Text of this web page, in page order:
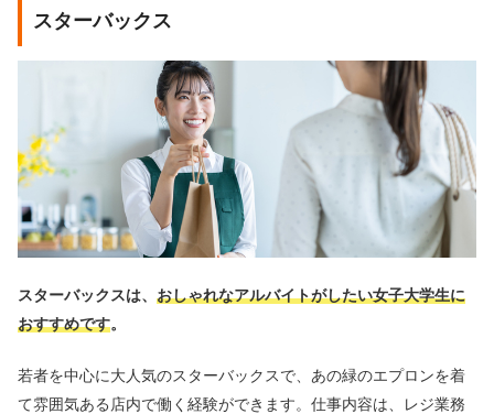
スターバックス
スターバックスは、 おしゃれなアルバイトがしたい女子大学生に
おすすめです。
若者を中心に大人気のスターバックスで、あの緑のエプロンを着
て雰囲気ある店内で働く経験ができます。仕事内容は、レジ業務